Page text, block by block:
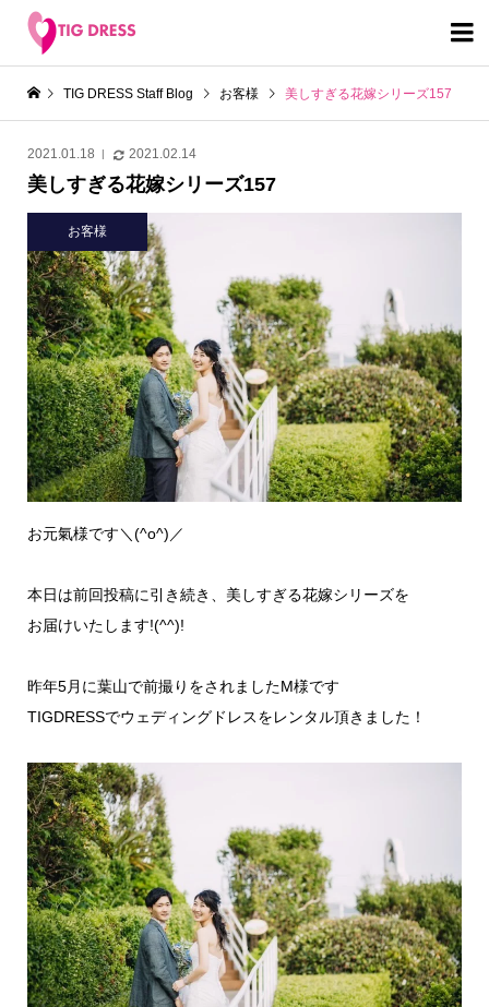

TIG DRESS Staff Blog お客様 美しすぎる花嫁シリーズ157
2021.01.18 2021.02.14
美しすぎる花嫁シリーズ157
お客様
お元氣様です＼(^o^)／
本日は前回投稿に引き続き、美しすぎる花嫁シリーズを
お届けいたします!(^^)!
昨年5月に葉山で前撮りをされましたM様です
TIGDRESSでウェディングドレスをレンタル頂きました！